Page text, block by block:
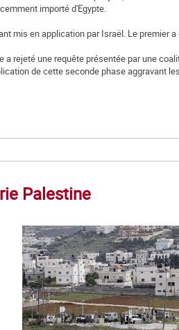
importé d'Egypte.
mis en application par Israël. Le premier
a rejeté une requête présentée par une
de cette seconde phase aggravant
Palestine